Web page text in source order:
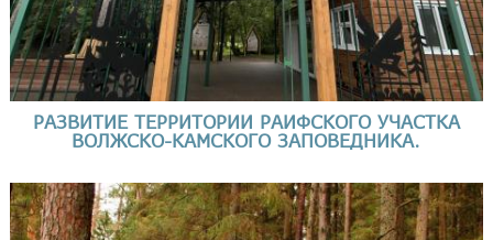
РАЗВИТИЕ ТЕРРИТОРИИ РАИФСКОГО УЧАСТКА
ВОЛЖСКО-КАМСКОГО ЗАПОВЕДНИКА.